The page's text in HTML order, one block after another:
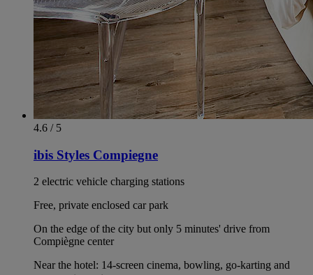
4.6 / 5
ibis Styles Compiegne
2 electric vehicle charging stations
Free, private enclosed car park
On the edge of the city but only 5 minutes' drive from
Compiègne center
Near the hotel: 14-screen cinema, bowling, go-karting and